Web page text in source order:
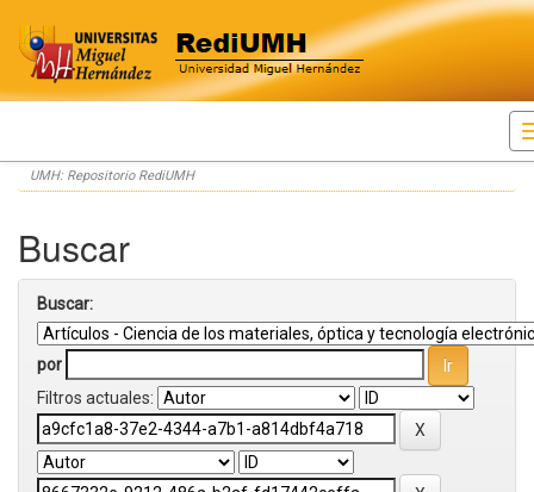
Skip
navigation
UMH: Repositorio RediUMH
Buscar
Buscar:
por
Filtros actuales: